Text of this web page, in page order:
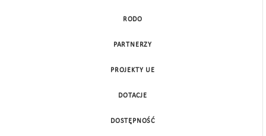
RODO
PARTNERZY
PROJEKTY UE
DOTACJE
DOSTĘPNOŚĆ